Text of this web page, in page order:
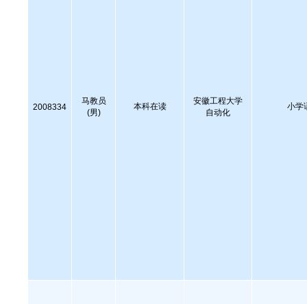
2008334
马教员
(男)
本科在读
安徽工程大学
自动化
小学